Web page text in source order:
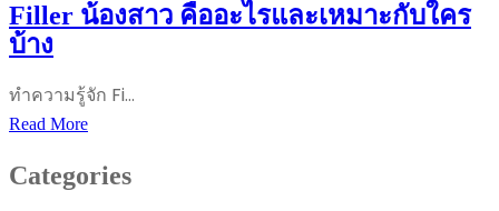
Filler น้องสาว คืออะไรและเหมาะกับใคร
บ้าง
ทำความรู้จัก Fi…
Read MoreFiller
สาว
Categories